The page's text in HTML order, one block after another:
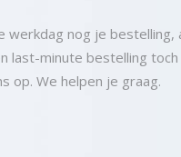
nog je bestelling,
last-minute bestelling
op. We helpen je graag.